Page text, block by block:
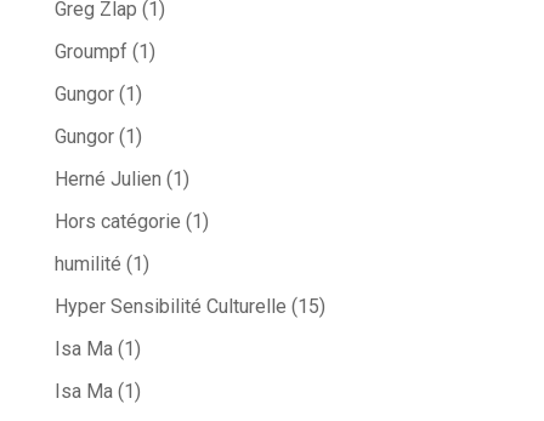
Greg Zlap (1)
Groumpf (1)
Gungor(1)
Gungor(1)
Herné Julien (1)
Hors catégorie (1)
humilité (1)
Hyper Sensibilité Culturelle (15)
Isa Ma(1)
Isa Ma(1)